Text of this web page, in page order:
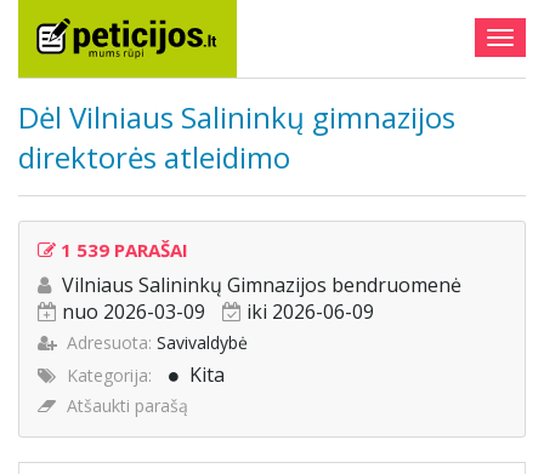
Dėl Vilniaus Salininkų gimnazijos
direktorės atleidimo
1 539 PARAŠAI
Vilniaus Salininkų Gimnazijos bendruomenė
nuo 2026-03-09
iki 2026-06-09
Adresuota: Savivaldybė
Kategorija:
Kita
Atšaukti parašą